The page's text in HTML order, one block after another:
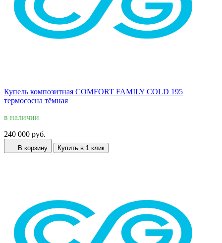
Купель композитная COMFORT FAMILY COLD 195
термососна тёмная
в наличии
240 000 руб.
В корзину Купить в 1 клик